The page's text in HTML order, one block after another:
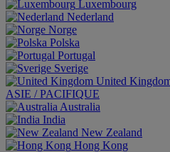
Luxembourg
Nederland
Norge
Polska
Portugal
Sverige
United
ASIE / PACIFIQUE
Australia
India
New Zealand
Hong Kong